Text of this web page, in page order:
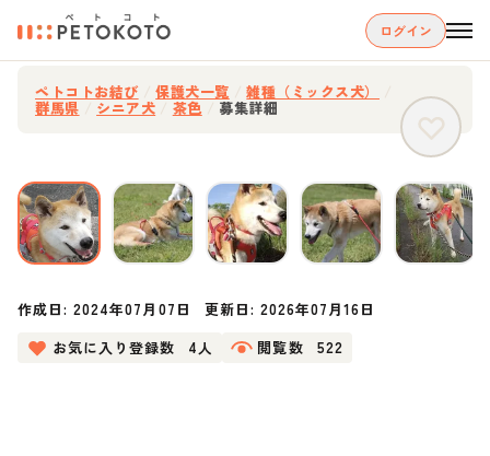
ログイン
ペトコトお結び 保護犬一覧 雑種（ミックス犬）
群馬県 シニア犬 茶色 募集詳細
作成日:2024年07月07日 更新日: 2026年07月16日
お気に入り登録数
4人 閲覧数 522